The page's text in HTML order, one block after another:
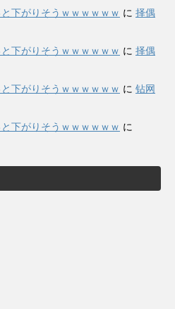
下がりそうｗｗｗｗｗｗ に 择偶
下がりそうｗｗｗｗｗｗ に 择偶
下がりそうｗｗｗｗｗｗ に 钻网
下がりそうｗｗｗｗｗｗ に